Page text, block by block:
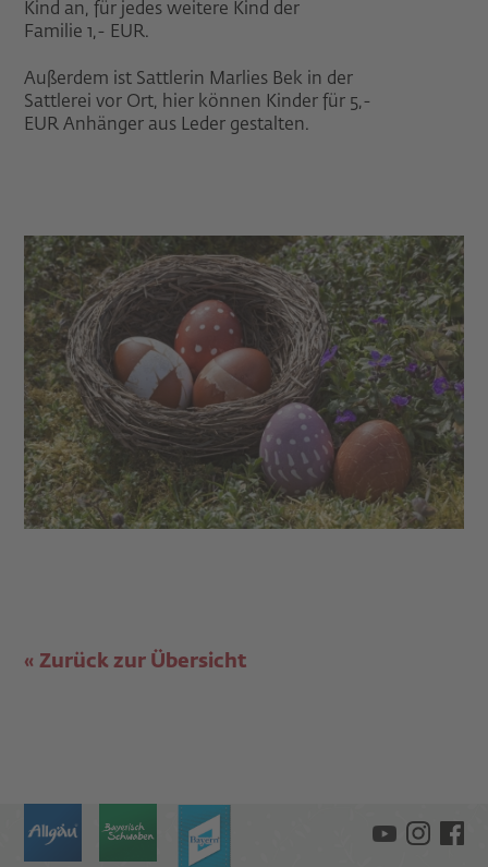
Kind an, für jedes weitere Kind der
Familie 1,- EUR.
Außerdem ist Sattlerin Marlies Bek in der
Sattlerei vor Ort, hier können Kinder für 5,-
EUR Anhänger aus Leder gestalten.
Zurück zur Übersicht